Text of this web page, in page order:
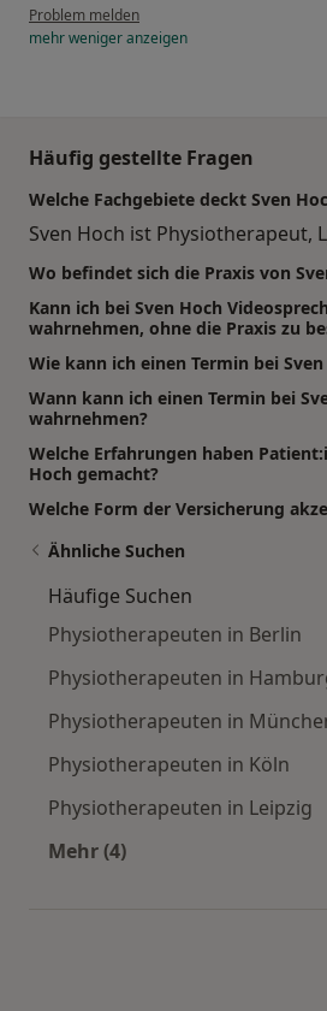
Problem melden
mehrwenigeranzeigen
Häufig gestellte Fragen
Welche Fachgebiete deckt Sven
Sven Hoch ist Physiotherapeut,
Wo befindet sich die Praxis von
Kann ich bei Sven Hoch
wahrnehmen, ohne die Praxis zu
Wie kann ich einen Termin bei
Wann kann ich einen Termin bei
wahrnehmen?
Welche Erfahrungen haben
Hoch gemacht?
Welche Form der Versicherung
Ähnliche Suchen
Häufige Suchen
Physiotherapeuten in Berlin
Physiotherapeuten in
Physiotherapeuten in
Physiotherapeuten in Köln
Physiotherapeuten in Leipzig
Mehr (4)